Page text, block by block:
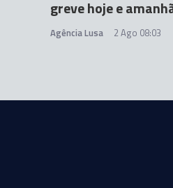
greve hoje e
Agência Lusa 2 Ago 08:03